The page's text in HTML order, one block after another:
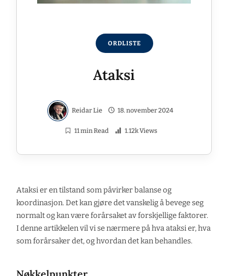
ORDLISTE
Ataksi
Reidar Lie 18. november 2024
11 min Read 1.12k Views
Ataksi er en tilstand som påvirker balanse og
koordinasjon. Det kan gjøre det vanskelig å bevege seg
normalt og kan være forårsaket av forskjellige faktorer.
I denne artikkelen vil vi se nærmere på hva ataksi er, hva
som forårsaker det, og hvordan det kan behandles.